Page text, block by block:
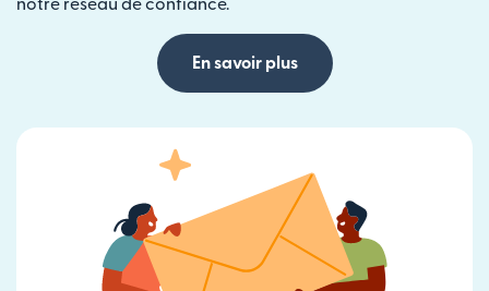
notre réseau de confiance.
En savoir plus